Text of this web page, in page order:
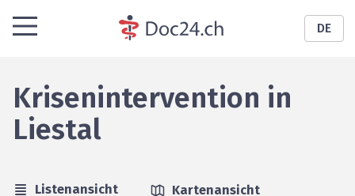
DE
Krisenintervention in
Liestal
Listenansicht Kartenansicht